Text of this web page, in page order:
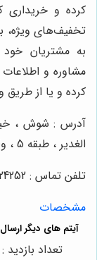
کرده و خریداری
تخفیف‌های ویژه،
به مشتریان خود
مشاوره و
کرده و یا از طریق
آدرس : شوش ،
الغدیر ، طبقه 5 ، واحد 11
تلفن تماس : 55324252-021
مشخصات
تعداد بازدید : 235